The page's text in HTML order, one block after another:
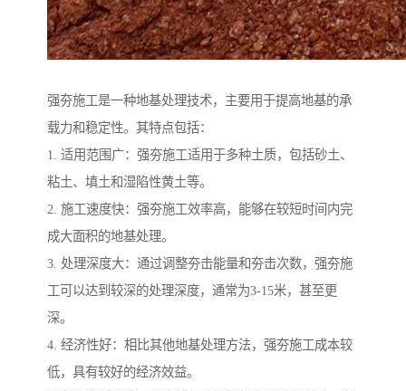
强夯施工是一种地基处理技术，主要用于提高地基的承
载力和稳定性。其特点包括：
1. 适用范围广：强夯施工适用于多种土质，包括砂土、
粘土、填土和湿陷性黄土等。
2. 施工速度快：强夯施工效率高，能够在较短时间内完
成大面积的地基处理。
3. 处理深度大：通过调整夯击能量和夯击次数，强夯施
工可以达到较深的处理深度，通常为3-15米，甚至更
深。
4. 经济性好：相比其他地基处理方法，强夯施工成本较
低，具有较好的经济效益。